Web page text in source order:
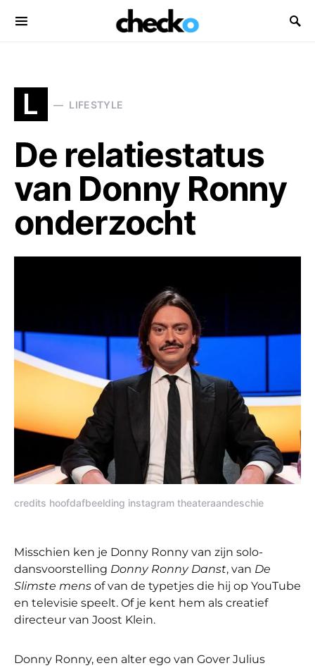
Search for:
L LIFESTYLE
De relatiestatus
van Donny Ronny
onderzocht
credits hoofdafbeelding instagram theateraandeschie
Misschien ken je Donny Ronny van zijn solo-
dansvoorstelling Donny Ronny Danst, van De
Slimste mens of van de typetjes die hij op YouTube
en televisie speelt. Of je kent hem als creatief
directeur van Joost Klein.
Donny Ronny, een alter ego van Gover Julius